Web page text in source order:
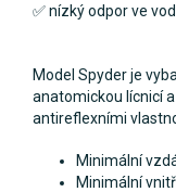
✅ nízký odpor ve
Model Spyder je
anatomickou lícnicí
antireflexními
Minimální
Minimální